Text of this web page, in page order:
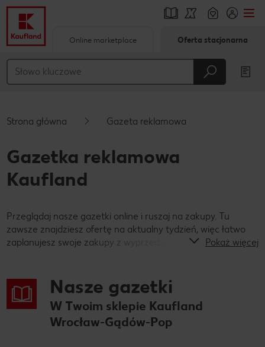
Główna treść
Online marketplace Oferta stacjonarna
Strona główna Gazeta reklamowa
Gazetka reklamowa
Kaufland
Przeglądaj nasze gazetki online i ruszaj na zakupy. Tu
zawsze znajdziesz ofertę na aktualny tydzień, więc łatwo
zaplanujesz swoje zakupy z wyprzedzeniem!
Pokaż więcej
Nasze gazetki
W Twoim sklepie Kaufland
Wrocław-Gądów-Pop